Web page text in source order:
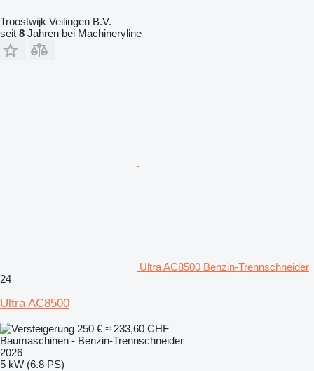
Troostwijk Veilingen B.V.
seit 8 Jahren bei Machineryline
Ultra AC8500 Benzin-Trennschneider
24
Ultra AC8500
250 € ≈ 233,60 CHF
Baumaschinen - Benzin-Trennschneider
2026
5 kW (6.8 PS)